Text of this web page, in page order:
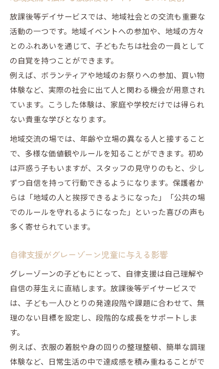
放課後等デイサービスでは、地域社会との交流も重要な
活動の一つです。地域イベントへの参加や、地域の方々
とのふれあいを通じて、子どもたちは社会の一員として
の自覚を持つことができます。
例えば、ボランティアや地域のお祭りへの参加、買い物
体験など、実際の社会に出て人と関わる機会が用意され
ています。こうした体験は、家庭や学校だけでは得られ
ない貴重な学びとなります。
地域交流の場では、年齢や立場の異なる人と接すること
で、多様な価値観やルールを知ることができます。初め
は戸惑う子もいますが、スタッフの見守りのもと、少し
ずつ自信を持って行動できるようになります。保護者か
らは「地域の人と挨拶できるようになった」「公共の場
でのルールを守れるようになった」といった喜びの声も
多く寄せられています。
自律支援がグレーゾーン児童に与える影響
グレーゾーンの子どもにとって、自律支援は自己理解や
自信の芽生えに直結します。放課後等デイサービスで
は、子ども一人ひとりの発達段階や課題に合わせて、無
理のない目標を設定し、段階的な成長をサポートしま
す。
例えば、衣服の着脱や身の回りの整理整頓、簡単な調理
体験など、日常生活の中で達成感を積み重ねることがで